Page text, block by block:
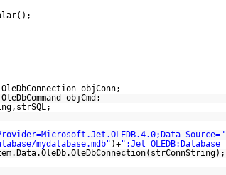
objConn;
objCmd;
Source="
mydatabase.mdb" )+";Jet OLEDB:Database